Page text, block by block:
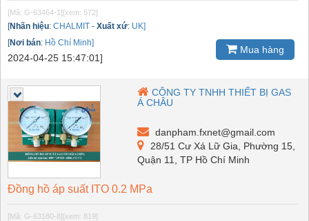
[Mã: G-63464-1][xem: 572]
[Nhãn hiệu: CHALMIT - Xuất xứ: UK]
[Nơi bán: Hồ Chí Minh]
2024-04-25 15:47:01]
Mua hàng
CÔNG TY TNHH THIẾT BỊ GAS
Á CHÂU
danpham.fxnet@gmail.com
28/51 Cư Xá Lữ Gia, Phường 15,
Quận 11, TP Hồ Chí Minh
Đồng hồ áp suất ITO 0.2 MPa
[Mã: G-63180-8][xem: 819]